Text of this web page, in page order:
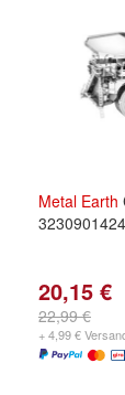
Metal Earth
20,15 €
22,99 €
+ 4,99 €